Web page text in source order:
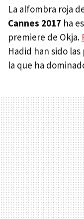
La alfombra roja
Cannes 2017 ha
premiere de Okja.
Hadid han sido
la que ha